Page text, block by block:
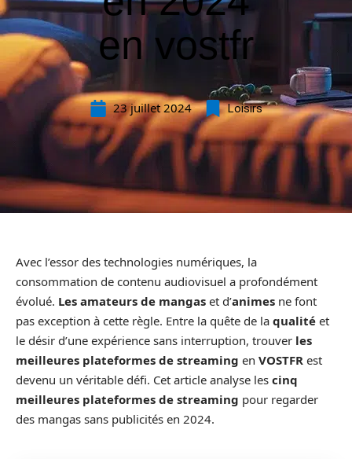
en vostfr
23 juillet 2024 Loisirs
Avec l’essor des technologies numériques, la
consommation de contenu audiovisuel a profondément
évolué. Les amateurs de mangas et d’animes ne font
pas exception à cette règle. Entre la quête de la qualité et
le désir d’une expérience sans interruption, trouver les
meilleures plateformes de streaming en VOSTFR est
devenu un véritable défi. Cet article analyse les cinq
meilleures plateformes de streaming pour regarder
des mangas sans publicités en 2024.